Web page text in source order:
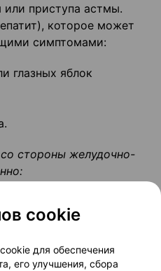
приступа астмы.
которое может
симптомами:
глазных яблок
стороны желудочно-
кишечном
язвы или
cookie
для обеспечения
его улучшения, сбора